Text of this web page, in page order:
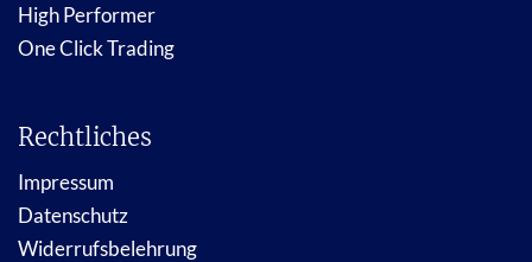
High Performer
One Click Trading
Rechtliches
Impressum
Datenschutz
Widerrufsbelehrung